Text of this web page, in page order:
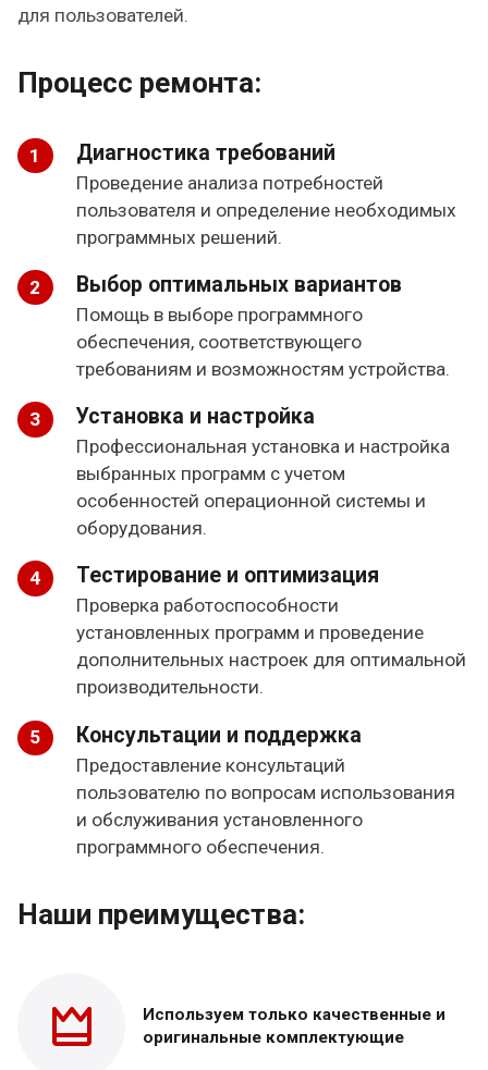
для пользователей.
Процесс ремонта:
Диагностика требований
Проведение анализа потребностей
пользователя и определение необходимых
программных решений.
Выбор оптимальных вариантов
Помощь в выборе программного
обеспечения, соответствующего
требованиям и возможностям устройства.
Установка и настройка
Профессиональная установка и настройка
выбранных программ с учетом
особенностей операционной системы и
оборудования.
Тестирование и оптимизация
Проверка работоспособности
установленных программ и проведение
дополнительных настроек для оптимальной
производительности.
Консультации и поддержка
Предоставление консультаций
пользователю по вопросам использования
и обслуживания установленного
программного обеспечения.
Наши преимущества:
Используем только качественные и
оригинальные комплектующие